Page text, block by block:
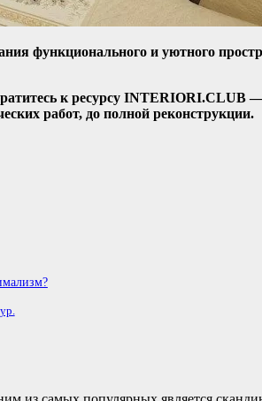
функционального и уютного
к ресурсу INTERIORI.CLUB
работ, до полной реконструкции.